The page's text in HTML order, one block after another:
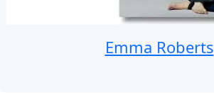
Emma Roberts